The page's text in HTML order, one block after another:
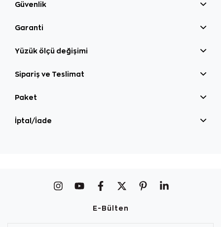
Güvenlik
Garanti
Yüzük ölçü değişimi
Sipariş ve Teslimat
Paket
İptal/İade
E-Bülten